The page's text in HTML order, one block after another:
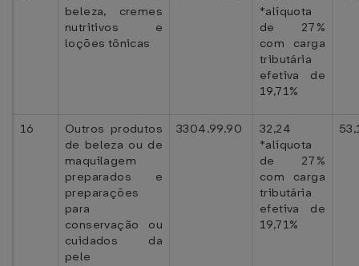
beleza, cremes
nutritivos e
loções tônicas
*alíquota
de 27%
com carga
tributária
efetiva de
19,71%
16
Outros produtos
de beleza ou de
maquilagem
preparados e
preparações
para
conservação ou
cuidados da
pele
3304.99.90
32,24
*alíquota
de 27%
com carga
tributária
efetiva de
19,71%